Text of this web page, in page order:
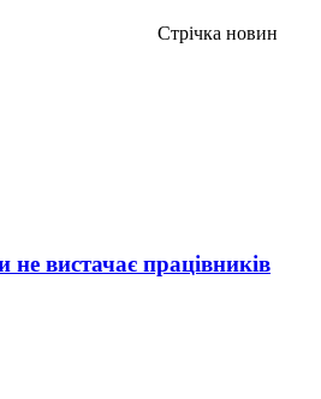
Стрічка новин
вистачає працівників